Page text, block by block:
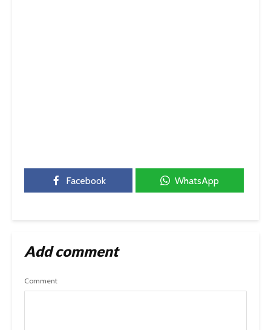
Facebook WhatsApp
Add comment
Comment